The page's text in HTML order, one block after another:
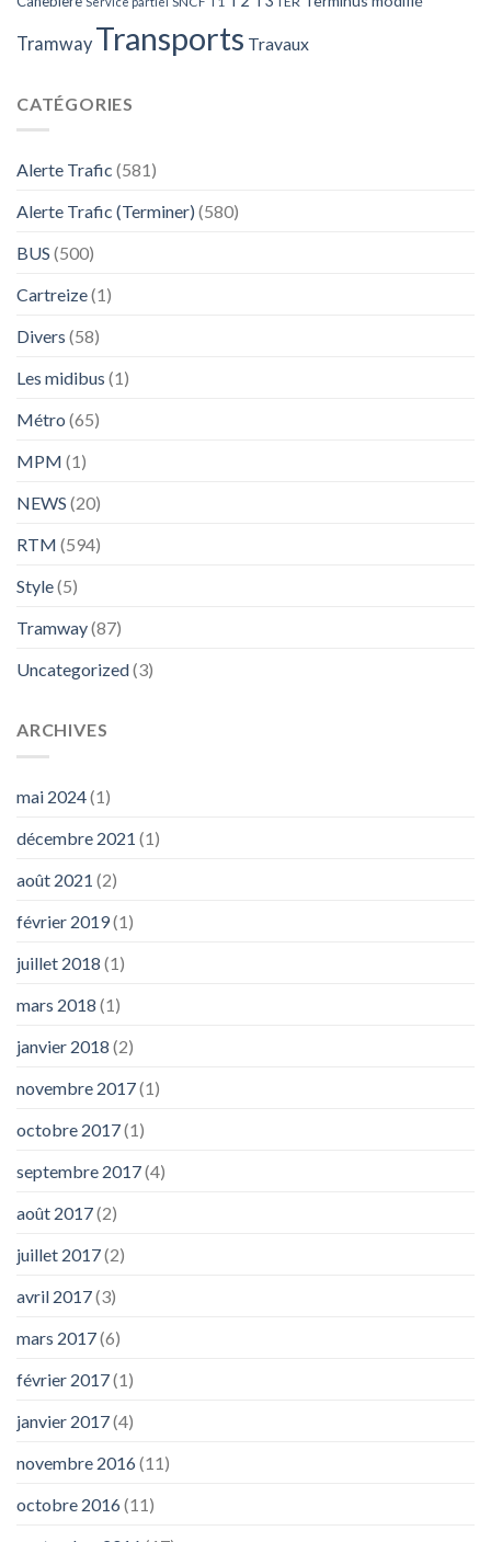
Tramway Transports Travaux
CATÉGORIES
Alerte Trafic (581)
Alerte Trafic (Terminer) (580)
BUS (500)
Cartreize(1)
Divers (58)
Les midibus (1)
Métro (65)
MPM (1)
NEWS (20)
RTM (594)
Style(5)
Tramway(87)
Uncategorized(3)
ARCHIVES
mai 2024(1)
décembre 2021 (1)
août 2021 (2)
février 2019(1)
juillet 2018 (1)
mars 2018 (1)
janvier 2018 (2)
novembre 2017(1)
octobre 2017(1)
septembre 2017(4)
août 2017(2)
juillet 2017(2)
avril 2017(3)
mars 2017(6)
février 2017(1)
janvier 2017(4)
novembre 2016(11)
octobre 2016(11)